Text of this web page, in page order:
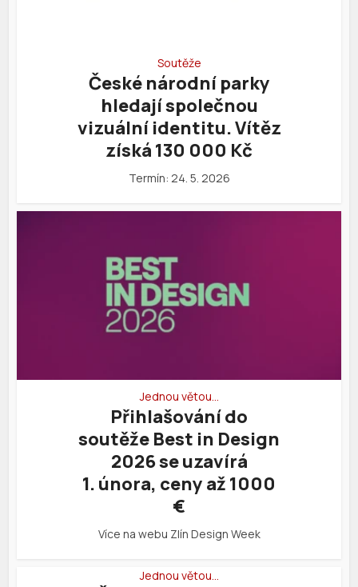
Soutěže
České národní parky
hledají společnou
vizuální identitu. Vítěz
získá 130 000 Kč
Termín: 24. 5. 2026
Jednou větou…
Přihlašování do
soutěže Best in Design
2026 se uzavírá
1. února, ceny až 1000
€
Více na webu Zlín Design Week
Jednou větou…